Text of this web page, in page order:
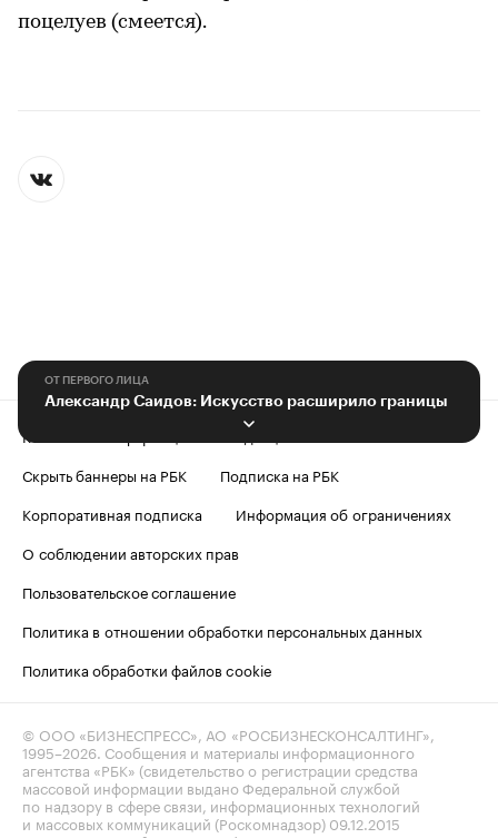
поцелуев (смеется).
ОТ ПЕРВОГО ЛИЦА
Александр Саидов: Искусство расширило границы
Контактная информация
Редакция
Скрыть баннеры на РБК
Подписка на РБК
Корпоративная подписка
Информация об ограничениях
О соблюдении авторских прав
Пользовательское соглашение
Политика в отношении обработки персональных данных
Политика обработки файлов cookie
© ООО «БИЗНЕСПРЕСС», АО «РОСБИЗНЕСКОНСАЛТИНГ»,
1995–2026 . Сообщения и материалы информационного
агентства «РБК» (свидетельство о регистрации средства
массовой информации выдано Федеральной службой
по надзору в сфере связи, информационных технологий
и массовых коммуникаций (Роскомнадзор) 09.12.2015